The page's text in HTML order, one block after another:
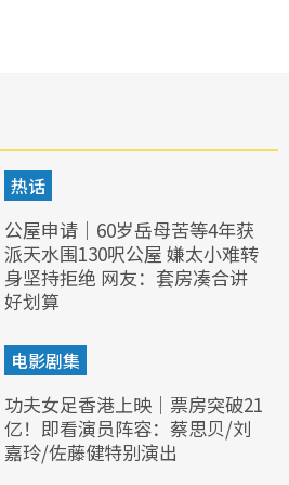
热话
公屋申请｜60岁岳母苦等4年获
派天水围130呎公屋 嫌太小难转
身坚持拒绝 网友：套房凑合讲
好划算
电影剧集
功夫女足香港上映｜票房突破21
亿！即看演员阵容：蔡思贝/刘
嘉玲/佐藤健特别演出